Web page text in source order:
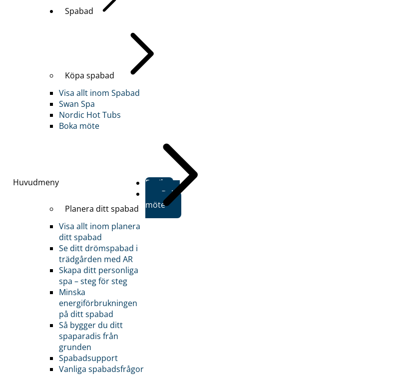
Huvudmeny
Spabad
Köpa spabad
Visa allt inom Spabad
Swan Spa
Nordic Hot Tubs
Boka möte
Planera ditt spabad
Visa allt inom planera
ditt spabad
Se ditt drömspabad i
trädgården med AR
Skapa ditt personliga
spa – steg för steg
Minska
energiförbrukningen
på ditt spabad
Så bygger du ditt
spaparadis från
grunden
Spabadsupport
Vanliga spabadsfrågor
Butiker
Boka
möte